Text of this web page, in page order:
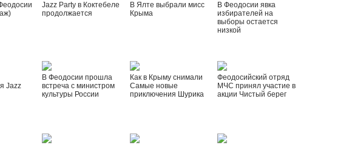
Jazz Party в Коктебеле
продолжается
В Ялте выбрали мисс
Крыма
В Феодосии явка
избирателей на
выборы остается
низкой
Jazz
В Феодосии прошла
встреча с министром
культуры России
Как в Крыму снимали
Самые новые
приключения Шурика
Феодосийский отряд
МЧС принял участие в
акции Чистый берег